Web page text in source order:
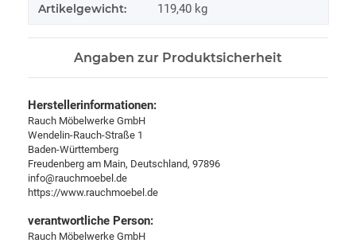
Artikelgewicht: 119,40 kg
Angaben zur Produktsicherheit
Herstellerinformationen:
Rauch Möbelwerke GmbH
Wendelin-Rauch-Straße 1
Baden-Württemberg
Freudenberg am Main, Deutschland, 97896
info@rauchmoebel.de
https://www.rauchmoebel.de
verantwortliche Person:
Rauch Möbelwerke GmbH